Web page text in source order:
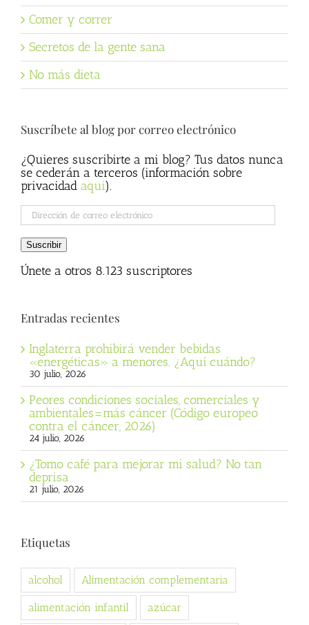
Comer y correr
Secretos de la gente sana
No más dieta
Suscríbete al blog por correo electrónico
¿Quieres suscribirte a mi blog? Tus datos nunca
se cederán a terceros (información sobre
privacidad aqui).
Dirección
de
correo
electrónico
Suscribir
Únete a otros 8.123 suscriptores
Entradas recientes
Inglaterra prohibirá vender bebidas
«energéticas» a menores. ¿Aquí cuándo?
30 julio, 2026
Peores condiciones sociales, comerciales y
ambientales=más cáncer (Código europeo
contra el cáncer, 2026)
24 julio, 2026
¿Tomo café para mejorar mi salud? No tan
deprisa
21 julio, 2026
Etiquetas
alcohol Alimentación complementaria
alimentación infantil azúcar